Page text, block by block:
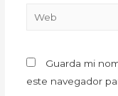
Guarda mi
este navegador